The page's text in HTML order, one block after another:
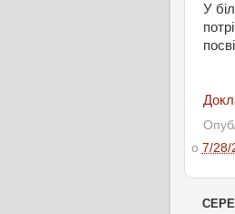
У
о 7/28/